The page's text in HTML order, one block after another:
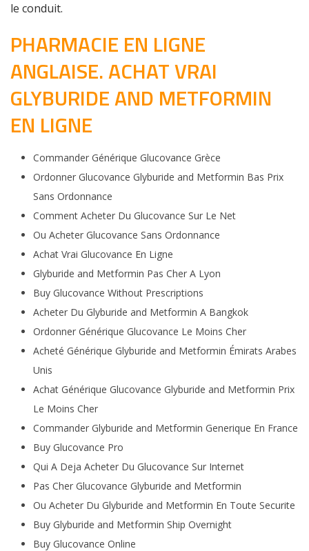
le conduit.
PHARMACIE EN LIGNE
ANGLAISE. ACHAT VRAI
GLYBURIDE AND METFORMIN
EN LIGNE
Commander Générique Glucovance Grèce
Ordonner Glucovance Glyburide and Metformin Bas Prix
Sans Ordonnance
Comment Acheter Du Glucovance Sur Le Net
Ou Acheter Glucovance Sans Ordonnance
Achat Vrai Glucovance En Ligne
Glyburide and Metformin Pas Cher A Lyon
Buy Glucovance Without Prescriptions
Acheter Du Glyburide and Metformin A Bangkok
Ordonner Générique Glucovance Le Moins Cher
Acheté Générique Glyburide and Metformin Émirats Arabes
Unis
Achat Générique Glucovance Glyburide and Metformin Prix
Le Moins Cher
Commander Glyburide and Metformin Generique En France
Buy Glucovance Pro
Qui A Deja Acheter Du Glucovance Sur Internet
Pas Cher Glucovance Glyburide and Metformin
Ou Acheter Du Glyburide and Metformin En Toute Securite
Buy Glyburide and Metformin Ship Overnight
Buy Glucovance Online